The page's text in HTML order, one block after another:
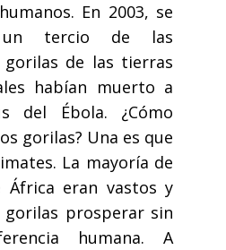
En 2003, se
tercio de las
gorilas de las tierras
habían muerto a
del Ébola. ¿Cómo
gorilas? Una es que
La mayoría de
África eran vastos y
prosperar sin
humana. A